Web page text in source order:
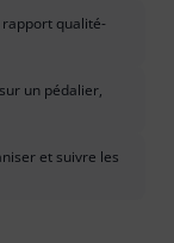
qualité-
un pédalier,
et suivre les